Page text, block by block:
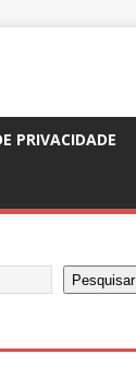
PRIVACIDADE
Pesquisar